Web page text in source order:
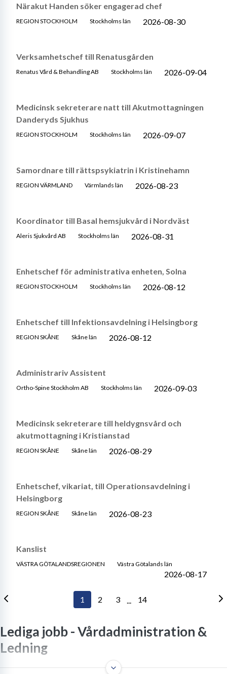
Närakut Handen söker engagerad chef
REGION STOCKHOLM Stockholms län 2026-08-30
Verksamhetschef till Renatusgården
Renatus Vård & Behandling AB Stockholms län 2026-09-04
Medicinsk sekreterare natt till Akutmottagningen
Danderyds Sjukhus
REGION STOCKHOLM Stockholms län 2026-09-07
Samordnare till rättspsykiatrin i Kristinehamn
REGION VÄRMLAND Värmlands län 2026-08-23
Koordinator till Basal hemsjukvård i Nordväst
Aleris Sjukvård AB Stockholms län 2026-08-31
Enhetschef för administrativa enheten, Solna
REGION STOCKHOLM Stockholms län 2026-08-12
Enhetschef till Infektionsavdelning i Helsingborg
REGION SKÅNE Skåne län 2026-08-12
Administrariv Assistent
Ortho-Spine Stockholm AB Stockholms län 2026-09-03
Medicinsk sekreterare till heldygnsvård och
akutmottagning i Kristianstad
REGION SKÅNE Skåne län 2026-08-29
Enhetschef, vikariat, till Operationsavdelning i
Helsingborg
REGION SKÅNE Skåne län 2026-08-23
Kanslist
VÄSTRA GÖTALANDSREGIONEN Västra Götalands län
2026-08-17
1 2 3 ... 14
Lediga jobb -Vårdadministration &
Ledning
En djupdykning i vad en verksamhetsutvecklare inom vård gör,